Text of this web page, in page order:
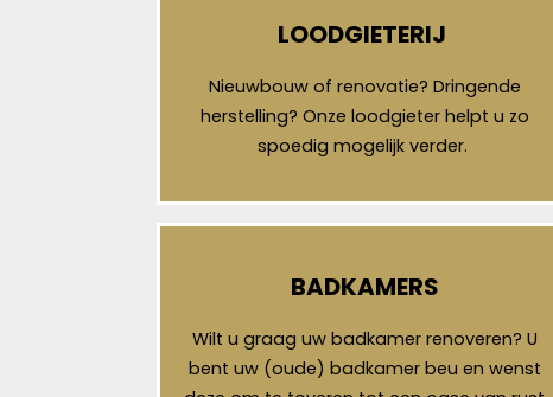
LOODGIETERIJ
Nieuwbouw of renovatie? Dringende
herstelling? Onze loodgieter helpt u zo
spoedig mogelijk verder.
BADKAMERS
Wilt u graag uw badkamer renoveren? U
bent uw (oude) badkamer beu en wenst